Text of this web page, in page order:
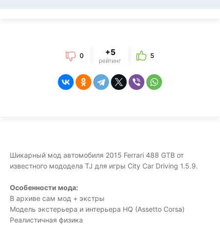
0 +5
рейтинг
5
Шикарный мод автомобиля 2015 Ferrari 488 GTB от
известного мододела TJ для игры City Car Driving 1.5.9.
Особенности мода:
В архиве сам мод + экстры
Модель экстерьера и интерьера HQ (Assetto Corsa)
Реалистичная физика